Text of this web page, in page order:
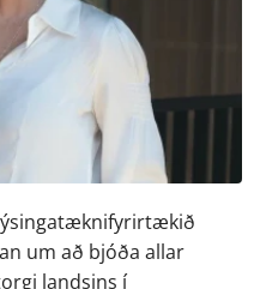
um að bjóða allar
landsins í